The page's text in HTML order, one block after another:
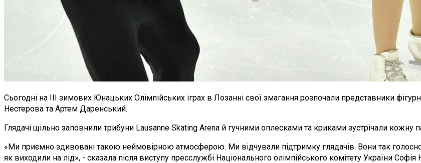
Сьогодні на ІІІ зимових Юнацьких Олімпійських іграх в Лозанні свої змагання розпочали представники
Нестерова та Артем Даренський.
Глядачі щільно заповнили трибуни Lausanne Skating Arena й гучними оплесками та криками зустрічали кожну
«Ми приємно здивовані такою неймовірною атмосферою. Ми відчували підтримку глядачів. Вони так
як виходили на лід», - сказала після виступу пресслужбі Національного олімпійського комітету України Софія